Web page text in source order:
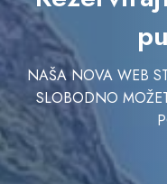
NAŠA NOVA WEB
SLOBODNO